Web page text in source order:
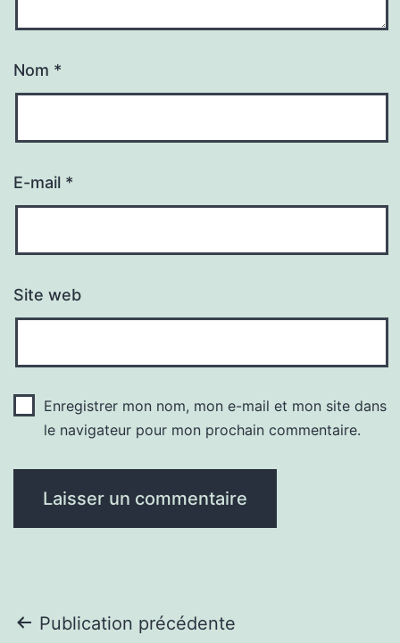
Nom *
E-mail *
Site web
Enregistrer mon nom, mon e-mail et mon site dans
le navigateur pour mon prochain commentaire.
Navigation
Publication précédente